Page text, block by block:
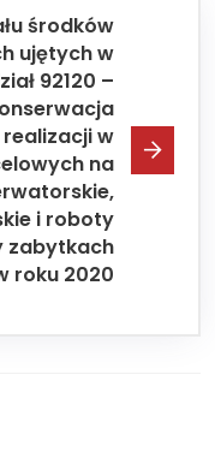
środków
ujętych w
92120 –
w
na
i roboty
zabytkach
roku 2020